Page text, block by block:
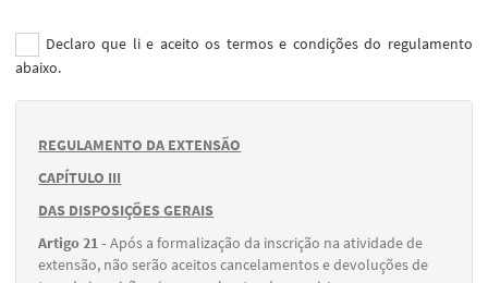
Declaro que li e aceito os termos e condições do regulamento
abaixo.
REGULAMENTO DA EXTENSÃO
CAPÍTULO III
DAS DISPOSIÇÕES GERAIS
Artigo 21 -Após a formalização da inscrição na atividade de
extensão, não serão aceitos cancelamentos e devoluções de